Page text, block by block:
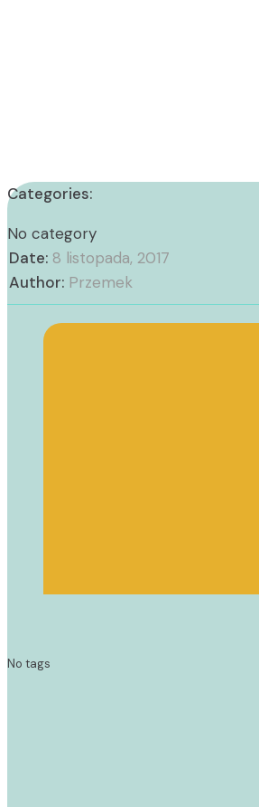
Categories:
No category
Date: 8 listopada, 2017
Author: Przemek
No tags